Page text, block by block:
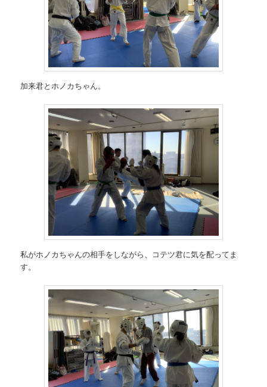
加来君とホノカちゃん。
私がホノカちゃんの相手をしながら、コテツ君に気を配ってま
す。